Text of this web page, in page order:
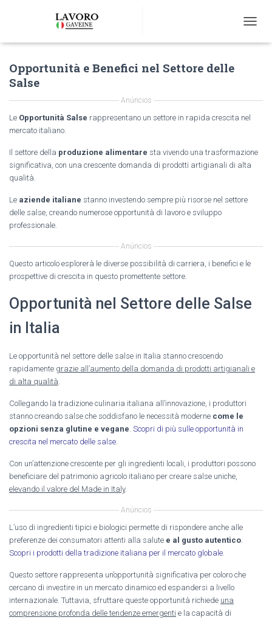
O
N
V
A
T
Opportunità e Benefici nel Settore delle
Salse
Anúncios
Le Opportunità Salse rappresentano un settore in rapida crescita nel
mercato italiano.
Il settore della produzione alimentare sta vivendo una trasformazione
significativa, con una crescente domanda di prodotti artigianali di alta
qualità.
Le aziende italiane stanno investendo sempre più risorse nel settore
delle salse, creando numerose opportunità di lavoro e sviluppo
professionale.
Anúncios
Questo articolo esplorerà le diverse possibilità di carriera, i benefici e le
prospettive di crescita in questo promettente settore.
Opportunità nel Settore delle Salse
in Italia
Le opportunità nel settore delle salse in Italia stanno crescendo
rapidamente grazie all’aumento della domanda di prodotti artigianali e
di alta qualità
Collegando la tradizione culinaria italiana all’innovazione, i produttori
stanno creando salse che soddisfano le necessità moderne come le
opzioni senza glutine e vegane Scopri di più sulle opportunità in
crescita nel mercato delle salse
Con un’attenzione crescente per gli ingredienti locali, i produttori possono
beneficiare del patrimonio agricolo italiano per creare salse uniche,
elevando il valore del Made in Italy.
Anúncios
L’uso di ingredienti tipici e biologici permette di rispondere anche alle
preferenze dei consumatori attenti alla salute e al gusto autentico
Scopri i prodotti della tradizione italiana per il mercato globale
Questo settore rappresenta un’opportunità significativa per coloro che
cercano di investire in un mercato dinamico ed espandersi a livello
internazionale. Tuttavia, sfruttare queste opportunità richiede una
comprensione profonda delle tendenze emergenti e la capacità di